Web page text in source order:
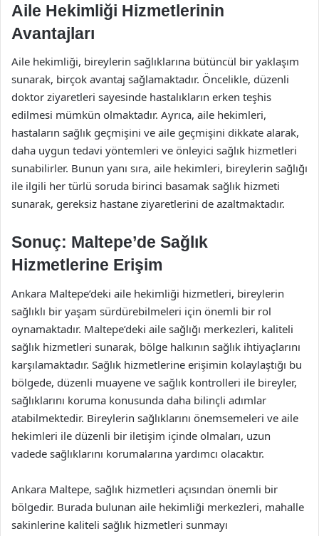
Aile Hekimliği Hizmetlerinin
Avantajları
Aile hekimliği, bireylerin sağlıklarına bütüncül bir yaklaşım
sunarak, birçok avantaj sağlamaktadır. Öncelikle, düzenli
doktor ziyaretleri sayesinde hastalıkların erken teşhis
edilmesi mümkün olmaktadır. Ayrıca, aile hekimleri,
hastaların sağlık geçmişini ve aile geçmişini dikkate alarak,
daha uygun tedavi yöntemleri ve önleyici sağlık hizmetleri
sunabilirler. Bunun yanı sıra, aile hekimleri, bireylerin sağlığı
ile ilgili her türlü soruda birinci basamak sağlık hizmeti
sunarak, gereksiz hastane ziyaretlerini de azaltmaktadır.
Sonuç: Maltepe’de Sağlık
Hizmetlerine Erişim
Ankara Maltepe’deki aile hekimliği hizmetleri, bireylerin
sağlıklı bir yaşam sürdürebilmeleri için önemli bir rol
oynamaktadır. Maltepe’deki aile sağlığı merkezleri, kaliteli
sağlık hizmetleri sunarak, bölge halkının sağlık ihtiyaçlarını
karşılamaktadır. Sağlık hizmetlerine erişimin kolaylaştığı bu
bölgede, düzenli muayene ve sağlık kontrolleri ile bireyler,
sağlıklarını koruma konusunda daha bilinçli adımlar
atabilmektedir. Bireylerin sağlıklarını önemsemeleri ve aile
hekimleri ile düzenli bir iletişim içinde olmaları, uzun
vadede sağlıklarını korumalarına yardımcı olacaktır.
Ankara Maltepe, sağlık hizmetleri açısından önemli bir
bölgedir. Burada bulunan aile hekimliği merkezleri, mahalle
sakinlerine kaliteli sağlık hizmetleri sunmayı